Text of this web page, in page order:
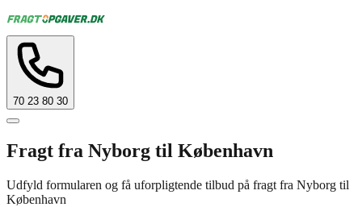
70 23 80 30
Fragt fra Nyborg til København
Udfyld formularen og få uforpligtende tilbud på fragt fra Nyborg til
København